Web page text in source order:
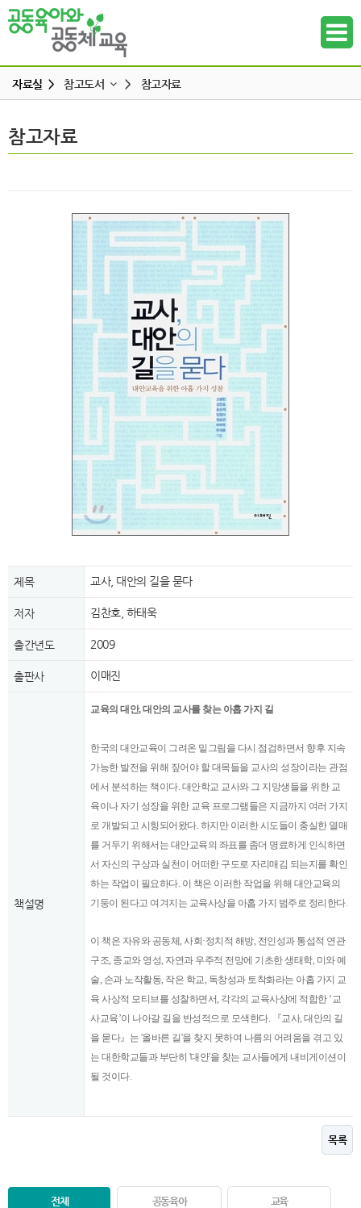
하위메뉴
하위메뉴
하위메뉴
하위메뉴
자료실 > 참고도서 >
연구자료
동영상
참고자료
참고자료
제목 교사, 대안의 길을 묻다
저자 김찬호, 하태욱
출간년도 2009
출판사 이매진
책설명
교육의 대안, 대안의 교사를 찾는 아홉 가지 길
한국의 대안교육이 그려온 밑그림을 다시 점검하면서 향후 지속
가능한 발전을 위해 짚어야 할 대목들을 교사의 성장이라는 관점
에서 분석하는 책이다. 대안학교 교사와 그 지망생들을 위한 교
육이나 자기 성장을 위한 교육 프로그램들은 지금까지 여러 가지
로 개발되고 시힝되어왔다. 하지만 이러한 시도들이 충실한 열매
를 거두기 위해서는 대안교육의 좌표를 좀더 명료하게 인식하면
서 자신의 구상과 실천이 어떠한 구도로 자리매김 되는지를 확인
하는 작업이 필요하다. 이 책은 이러한 작업을 위해 대안교육의
기둥이 된다고 여겨지는 교육사상을 아홉 가지 범주로 정리한다.
이 책은 자유와 공동체, 사회·정치적 해방, 전인성과 통섭적 연관
구조, 종교와 영성, 자연과 우주적 전망에 기초한 생태학, 미와 예
술, 손과 노작활동, 작은 학교, 독창성과 토착화라는 아홉 가지 교
육 사상적 모티브를 성찰하면서, 각각의 교육사상에 적합한 ‘교
사교육’이 나아갈 길을 반성적으로 모색한다. 『교사, 대안의 길
을 묻다』는 '올바른 길'을 찾지 못하여 나름의 어려움을 겪고 있
는 대한학교들과 부단히 '대안'을 찾는 교사들에게 내비게이션이
될 것이다.
목록
전체 공동육아 교육